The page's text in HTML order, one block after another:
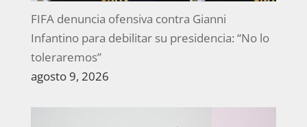
FIFA denuncia ofensiva contra Gianni
Infantino para debilitar su presidencia: “No lo
toleraremos”
agosto 9, 2026